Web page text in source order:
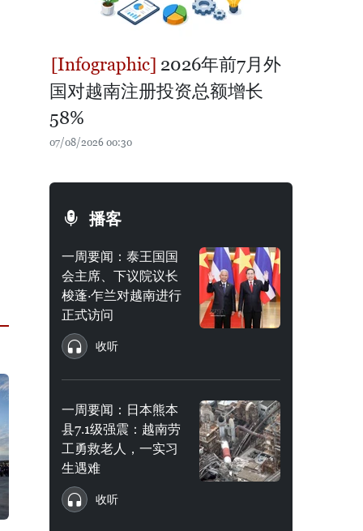
2026年前7月外
国对越南注册投资总额增长
58%
07/08/2026 00:30
播客
一周要闻：泰王国国
会主席、下议院议长
梭蓬·乍兰对越南进行
正式访问
收听
一周要闻：日本熊本
县7.1级强震：越南劳
工勇救老人，一实习
生遇难
收听